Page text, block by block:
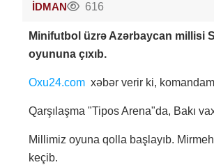
İDMAN 616
Minifutbol üzrə Azərbaycan millisi
oyununa çıxıb.
Oxu24.com xəbər verir ki,
Qarşılaşma "Tipos Arena"da, Bakı
Millimiz oyuna qolla başlayıb.
keçib.